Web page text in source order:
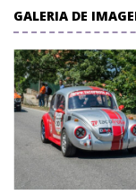
GALERIA DE